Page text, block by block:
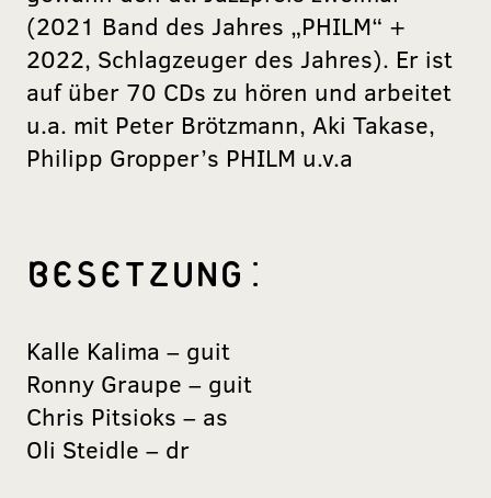
(2021 Band des Jahres „PHILM“ +
2022, Schlagzeuger des Jahres). Er ist
auf über 70 CDs zu hören und arbeitet
u.a. mit Peter Brötzmann, Aki Takase,
Philipp Gropper’s PHILM u.v.a
BESETZUNG:
Kalle Kalima – guit
Ronny Graupe – guit
Chris Pitsioks – as
Oli Steidle – dr